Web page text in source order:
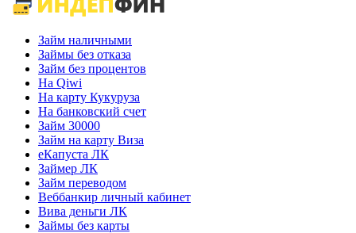
Займ наличными
Займы без отказа
Займ без процентов
На Qiwi
На карту Кукуруза
На банковский счет
Займ 30000
Займ на карту Виза
еКапуста ЛК
Займер ЛК
Займ переводом
Веббанкир личный кабинет
Вива деньги ЛК
Займы без карты